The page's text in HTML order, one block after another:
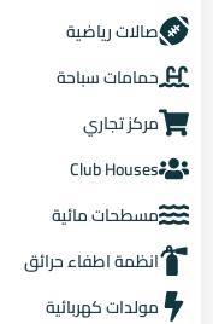
صالات رياضية
حمامات سباحة
مركز تجاري
Club Houses
مسطحات مائية
انظمة اطفاء حرائق
مولدات كهربائية